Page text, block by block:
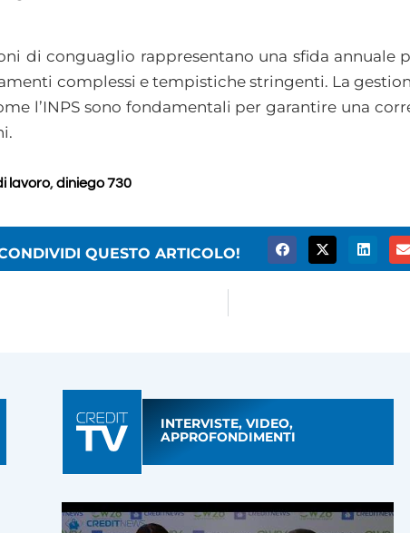
di conguaglio rappresentano una sfida annuale
complessi e tempistiche stringenti. La
l’INPS sono fondamentali per garantire una
lavoro,diniego 730
QUESTO ARTICOLO!
INTERVISTE, VIDEO,
APPROFONDIMENTI